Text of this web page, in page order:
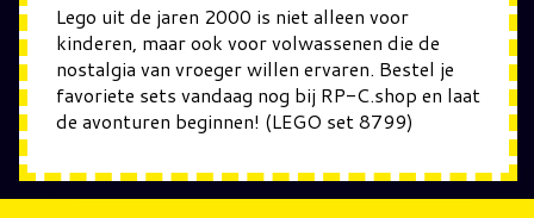
Lego uit de jaren 2000 is niet alleen voor
kinderen, maar ook voor volwassenen die de
nostalgia van vroeger willen ervaren. Bestel je
favoriete sets vandaag nog bij RP-C.shop en laat
de avonturen beginnen! (LEGO set 8799)